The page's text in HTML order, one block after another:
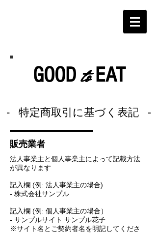
GOODtoEAT
- 特定商取引に基づく表記 -
販売業者
法人事業主と個人事業主によって記載方法
が異なります
記入欄 (例: 法人事業主の場合)
- 株式会社サンプル
記入欄 (例: 個人事業主の場合）
- サンプルサイト サンプル花子
※サイト名とご契約者名を明記してくださ